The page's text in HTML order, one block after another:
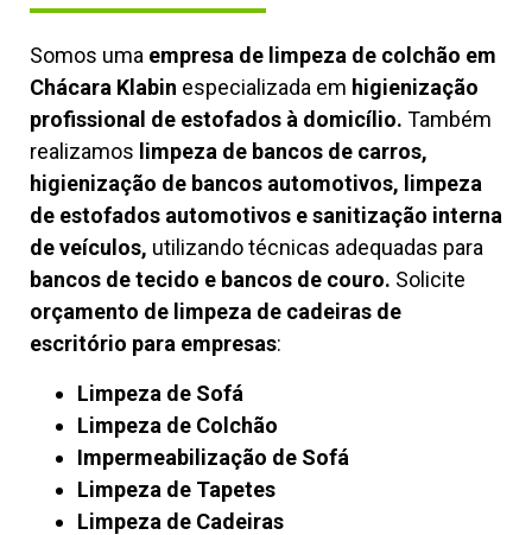
Somos uma empresa de limpeza de colchão em
Chácara Klabin especializada em higienização
profissional de estofados à domicílio. Também
realizamos limpeza de bancos de carros,
higienização de bancos automotivos, limpeza
de estofados automotivos e sanitização interna
de veículos, utilizando técnicas adequadas para
bancos de tecido e bancos de couro. Solicite
orçamento de limpeza de cadeiras de
escritório para empresas:
Limpeza de Sofá
Limpeza de Colchão
Impermeabilização de Sofá
Limpeza de Tapetes
Limpeza de Cadeiras